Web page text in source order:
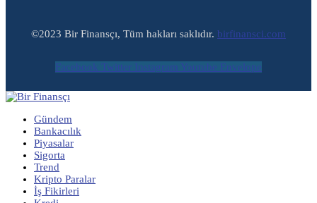
©2023 Bir Finansçı, Tüm hakları saklıdır. birfinansci.com
Facebook Twitter Instagram Youtube Envelope
Gündem
Bankacılık
Piyasalar
Sigorta
Trend
Kripto Paralar
İş Fikirleri